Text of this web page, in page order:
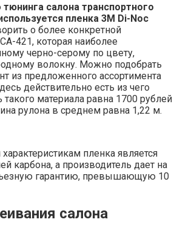
салона транспортного
пленка 3M Di-Noc
о более конкретной
421, которая наиболее
черно-серому по цвету,
волокну. Можно подобрать
из предложенного ассортимента
действительно есть из чего
материала равна 1700 рублей
рулона в среднем равна 1,22 м.
пленка является
карбона, а производитель дает на
гарантию, превышающую 10
салона